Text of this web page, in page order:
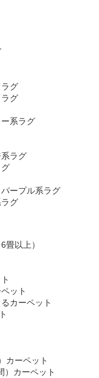
グ
グ
系ラグ
ラグ
ープル系ラグ
グ
畳以上）
ット
カーペット
カーペット
）カーペット